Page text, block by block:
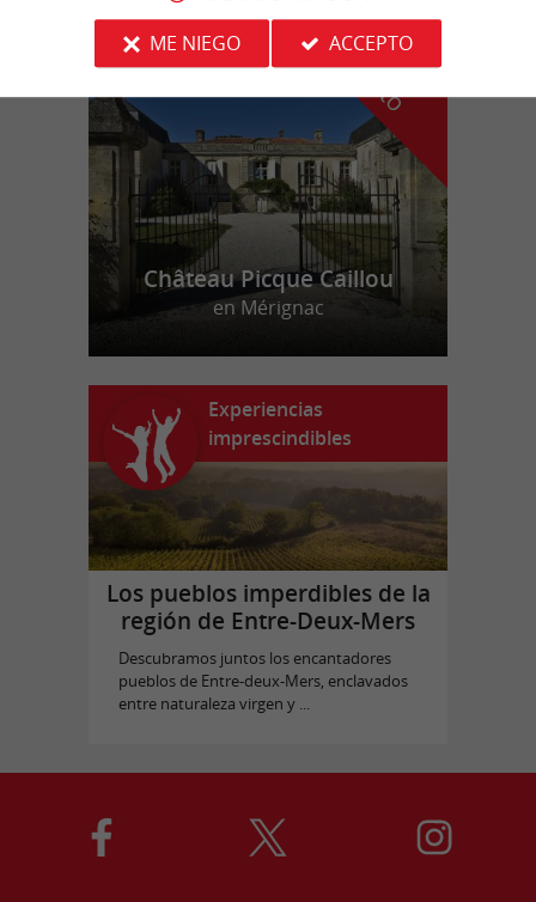
n
u
e
s
t
r
o
f
a
v
o
r
i
t
o
Château Picque Caillou
en Mérignac
Experiencias
imprescindibles
Los pueblos imperdibles de la
región de Entre-Deux-Mers
Descubramos juntos los encantadores
pueblos de Entre-deux-Mers, enclavados
entre naturaleza virgen y ...
ME NIEGO
ACCEPTO